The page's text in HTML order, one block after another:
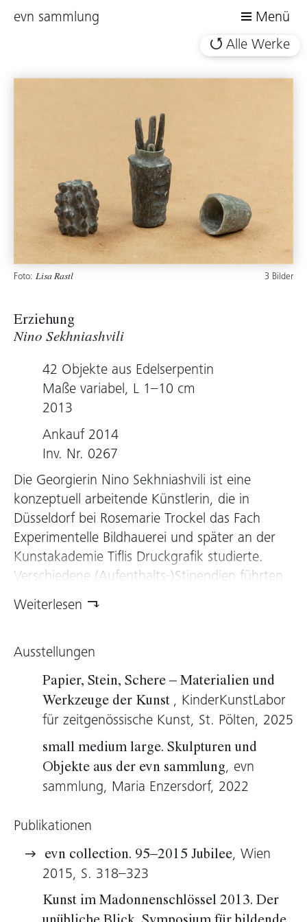
evn sammlung
Menü
Alle Werke
Foto: Lisa Rastl 3 Bilder
Erziehung
Nino Sekhniashvili
42 Objekte aus Edelserpentin
Maße variabel, L 1–10 cm
2013
Ankauf 2014
Inv. Nr. 0267
Die Georgierin Nino Sekhniashvili ist eine
konzeptuell arbeitende Künstlerin, die in
Düsseldorf bei Rosemarie Trockel das Fach
Experimentelle Bildhauerei und später an der
Kunstakademie Tiflis Druckgrafik studierte.
Verschiedene (Aufenthalts-)Stipendien führten
sie von der
dieGalerie Nectar
Tiflis, ein „
artist-run space
“, mit dem sie 2014
zur Teilnahme an derListe – Art Fair
Baseleingeladen wurde. Mit enormem Einsatz
gelingt es ihr, die aktuelle Kunst in Georgien
sichtbar zu machen, und das totale Fehlen
einschlägiger Institutionen in Tiflis
auszugleichen. Umgekehrt zieht es
Helmut und Johanna Kandl
Sonia Leimer
in den Kaukasus, eine
Region, die antike Helden wie
faszinierte wie die österreichische
NobelpreisträgerinBertha von Suttner.
Weiterlesen
Ausstellungen
Papier, Stein, Schere – Materialien und
Werkzeuge der Kunst , KinderKunstLabor
für zeitgenössische Kunst, St. Pölten, 2025
small medium large. Skulpturen und
Objekte aus der evn sammlung, evn
sammlung, Maria Enzersdorf, 2022
Publikationen
evn collection. 95–2015 Jubilee, Wien
2015, S. 318–323
Kunst im Madonnenschlössel 2013. Der